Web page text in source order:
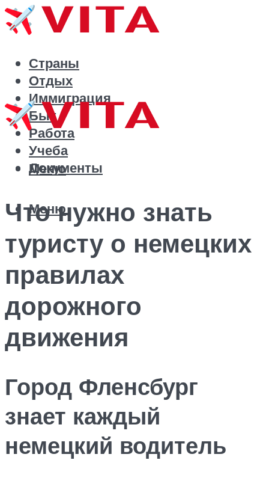
Страны
Отдых
Иммиграция
Быт
Работа
Учеба
Документы
Меню
Меню
Что нужно знать
туристу о немецких
правилах
дорожного
движения
Город Фленсбург
знает каждый
немецкий водитель